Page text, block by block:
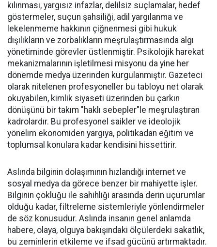
kılınması, yargısız infazlar, delilsiz suçlamalar, hedef
göstermeler, suçun şahsiliği, adil yargılanma ve
lekelenmeme hakkının çiğnenmesi gibi hukuk
dışılıkların ve zorbalıkların meşrulaştırmasında algı
yönetiminde görevler üstlenmiştir. Psikolojik harekat
mekanizmalarının işletilmesi misyonu da yine her
dönemde medya üzerinden kurgulanmıştır. Gazeteci
olarak nitelenen profesyoneller bu tabloyu net olarak
okuyabilen, kimlik siyaseti üzerinden bu çarkın
dönüşünü bir takım "haklı sebepler"le meşrulaştıran
kadrolardır. Bu profesyonel saikler ve ideolojik
yönelim ekonomiden yargıya, politikadan eğitim ve
toplumsal konulara kadar kendisini hissettirir.
Aslında bilginin dolaşımının hızlandığı internet ve
sosyal medya da görece benzer bir mahiyette işler.
Bilginin çokluğu ile sahihliği arasında derin uçurumlar
olduğu kadar, filtreleme sistemleriyle yönlendirmeler
de söz konusudur. Aslında insanın genel anlamda
habere, olaya, olguya bakışındaki ölçülerdeki sakatlık,
bu zeminlerin etkileme ve ifsad gücünü artırmaktadır.